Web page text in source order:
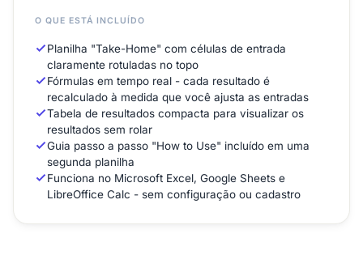
O QUE ESTÁ INCLUÍDO
Planilha "Take-Home" com células de entrada
claramente rotuladas no topo
Fórmulas em tempo real - cada resultado é
recalculado à medida que você ajusta as entradas
Tabela de resultados compacta para visualizar os
resultados sem rolar
Guia passo a passo "How to Use" incluído em uma
segunda planilha
Funciona no Microsoft Excel, Google Sheets e
LibreOffice Calc - sem configuração ou cadastro